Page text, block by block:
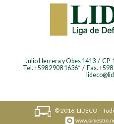
Julio Herrera y Obes 1413 /
Tel. +598 2908 1636* / Fax.
© 2016. LIDECO -